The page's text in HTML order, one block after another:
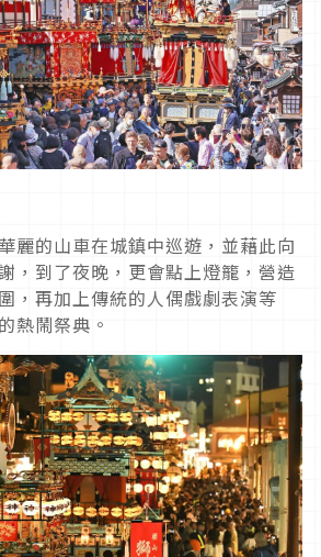
麗的山車在城鎮中巡遊，並藉此向
，到了夜晚，更會點上燈籠，營造
，再加上傳統的人偶戲劇表演等
熱鬧祭典。